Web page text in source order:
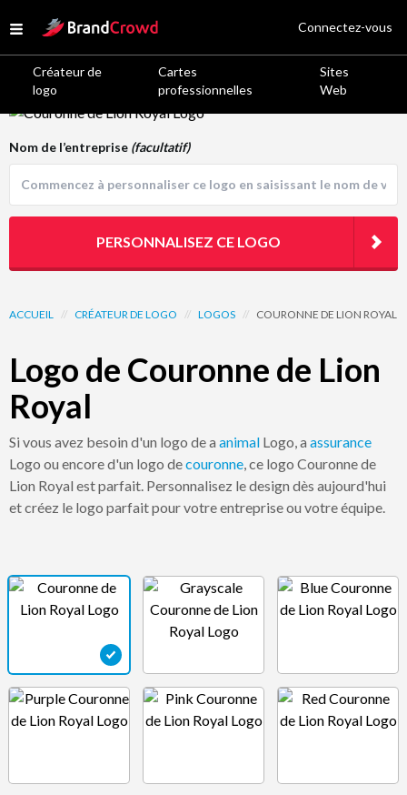
Open menu
Site Logo
Créateur de
logo
Cartes
professionnelles
Sites
Web
Connectez-vous
Logo Template Preview
ACCUEIL // CRÉATEUR DE LOGO // LOGOS // COURONNE DE LION ROYAL
Logo de Couronne de Lion
Royal
Si vous avez besoin d'un logo de a animal Logo, a assurance
Logo ou encore d'un logo decouronne, ce logo Couronne de
Lion Royal est parfait. Personnalisez le design dès aujourd'hui
et créez le logo parfait pour votre entreprise ou votre équipe.
Nom de l’entreprise (facultatif)
PERSONNALISEZ CE LOGO